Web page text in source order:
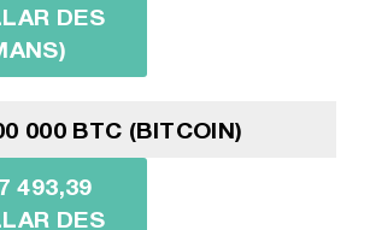
DES
000 BTC (BITCOIN)
493,39
DES